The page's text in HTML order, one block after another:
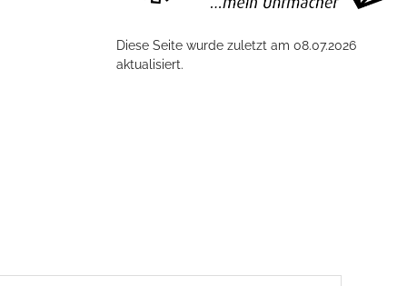
Diese Seite wurde zuletzt am 08.07.2026
aktualisiert.